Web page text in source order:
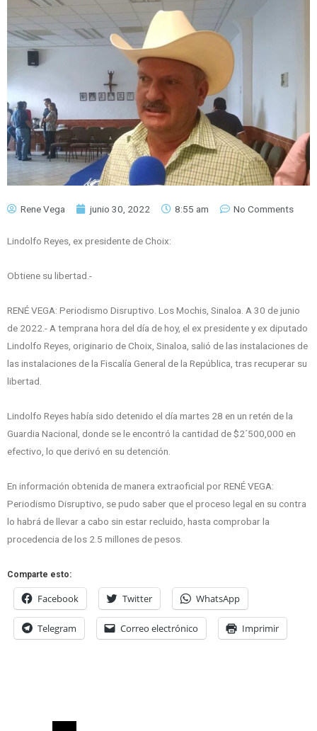
Rene Vega junio 30, 2022 8:55 am No Comments
Lindolfo Reyes, ex presidente de Choix:
Obtiene su libertad.-
RENÉ VEGA: Periodismo Disruptivo. Los Mochis, Sinaloa. A 30 de junio
de 2022.- A temprana hora del día de hoy, el ex presidente y ex diputado
Lindolfo Reyes, originario de Choix, Sinaloa, salió de las instalaciones de
las instalaciones de la Fiscalía General de la República, tras recuperar su
libertad.
Lindolfo Reyes había sido detenido el día martes 28 en un retén de la
Guardia Nacional, donde se le encontró la cantidad de $2´500,000 en
efectivo, lo que derivó en su detención.
En información obtenida de manera extraoficial por RENÉ VEGA:
Periodismo Disruptivo, se pudo saber que el proceso legal en su contra
lo habrá de llevar a cabo sin estar recluido, hasta comprobar la
procedencia de los 2.5 millones de pesos.
Comparte esto:
Facebook Twitter WhatsApp
Telegram Correo electrónico Imprimir